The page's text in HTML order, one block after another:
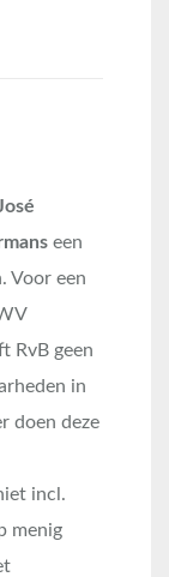
een
Voor een
RvB geen
in
doen deze
incl.
menig